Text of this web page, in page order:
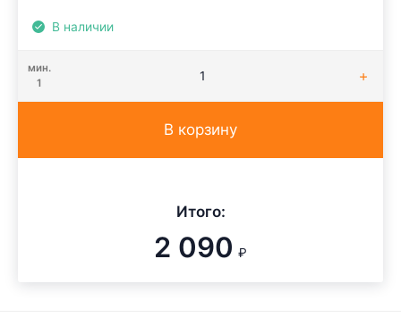
В наличии
мин.
1
В корзину
Итого:
2 090 ₽